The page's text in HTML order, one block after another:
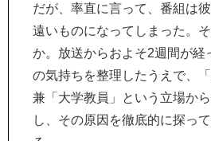
だが、率直に言って、番組は
遠いものになってしまった。
か。放送からおよそ2週間が経
の気持ちを整理したうえで、
兼「大学教員」という立場か
し、その原因を徹底的に探っ